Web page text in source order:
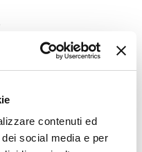
contenuti ed
social media e per